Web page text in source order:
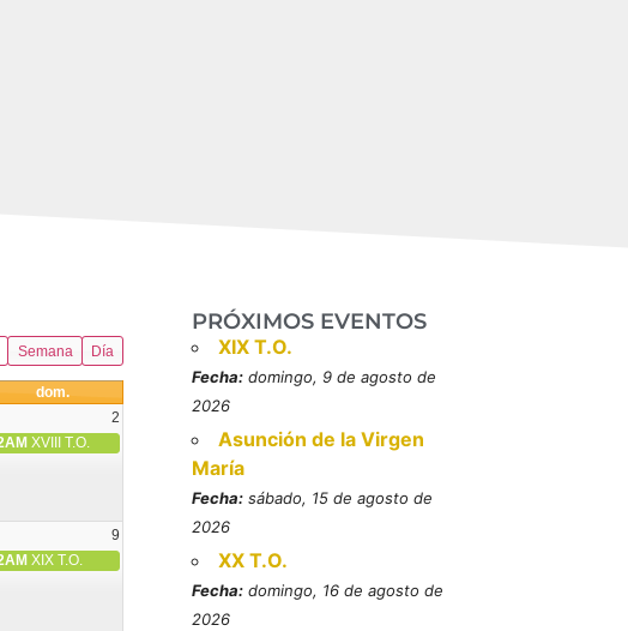
Semana Día
dom.
2
XVIII T.O.
9
Español, presbítero, mártires (MO)
XIX T.O.
PRÓXIMOS EVENTOS
XIX T.O.
Fecha: domingo, 9 de agosto de
2026
Asunción de la Virgen
María
Fecha: sábado, 15 de agosto de
2026
XX T.O.
Fecha: domingo, 16 de agosto de
2026